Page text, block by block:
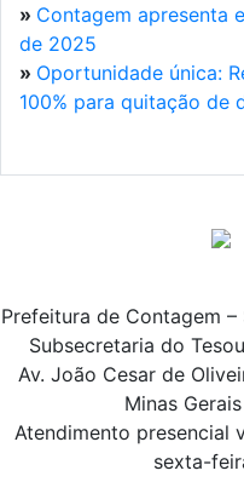
» Contagem apresenta
de 2025
» Oportunidade única:
100% para quitação de
Prefeitura de Contagem
Subsecretaria do
Av. João Cesar de
Minas
Atendimento presencial
sexta-